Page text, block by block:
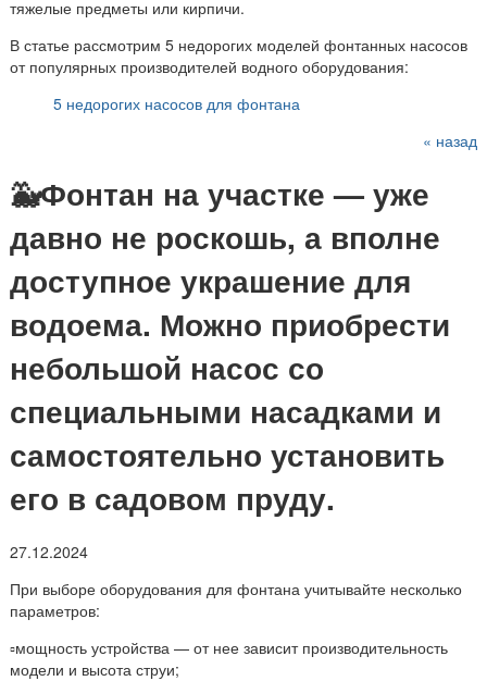
тяжелые предметы или кирпичи.
В статье рассмотрим 5 недорогих моделей фонтанных насосов
от популярных производителей водного оборудования:
5 недорогих насосов для фонтана
« назад
🐳Фонтан на участке — уже
давно не роскошь, а вполне
доступное украшение для
водоема. Можно приобрести
небольшой насос со
специальными насадками и
самостоятельно установить
его в садовом пруду.
27.12.2024
При выборе оборудования для фонтана учитывайте несколько
параметров:
▫️мощность устройства — от нее зависит производительность
модели и высота струи;